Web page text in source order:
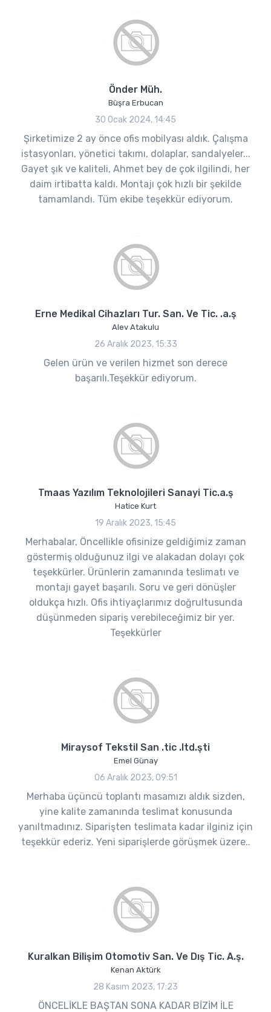
Önder Müh.
Büşra Erbucan
30 Ocak 2024, 14:45
Şirketimize 2 ay önce ofis mobilyası aldık. Çalışma
istasyonları, yönetici takımı, dolaplar, sandalyeler...
Gayet şık ve kaliteli, Ahmet bey de çok ilgilindi, her
daim irtibatta kaldı. Montajı çok hızlı bir şekilde
tamamlandı. Tüm ekibe teşekkür ediyorum.
Erne Medikal Cihazları Tur. San. Ve Tic. .a.ş
Alev Atakulu
26 Aralık 2023, 15:33
Gelen ürün ve verilen hizmet son derece
başarılı.Teşekkür ediyorum.
Tmaas Yazılım Teknolojileri Sanayi Tic.a.ş
Hatice Kurt
19 Aralık 2023, 15:45
Merhabalar, Öncellikle ofisinize geldiğimiz zaman
göstermiş olduğunuz ilgi ve alakadan dolayı çok
teşekkürler. Ürünlerin zamanında teslimatı ve
montajı gayet başarılı. Soru ve geri dönüşler
oldukça hızlı. Ofis ihtiyaçlarımız doğrultusunda
düşünmeden sipariş verebileceğimiz bir yer.
Teşekkürler
Miraysof Tekstil San .tic .ltd.şti
Emel Günay
06 Aralık 2023, 09:51
Merhaba üçüncü toplantı masamızı aldık sizden,
yine kalite zamanında teslimat konusunda
yanıltmadınız. Siparişten teslimata kadar ilginiz için
teşekkür ederiz. Yeni siparişlerde görüşmek üzere..
Kuralkan Bilişim Otomotiv San. Ve Dış Tic. A.ş.
Kenan Aktürk
28 Kasım 2023, 17:23
ÖNCELİKLE BAŞTAN SONA KADAR BİZİM İLE